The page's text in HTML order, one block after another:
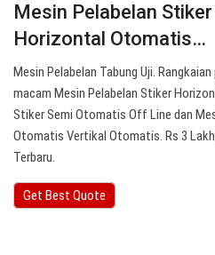
Mesin Pelabelan
Horizontal Otomatis…
Mesin Pelabelan Tabung Uji.
macam Mesin Pelabelan Stiker
Stiker Semi Otomatis Off Line dan
Otomatis Vertikal Otomatis. Rs 3
Terbaru.
Get Best Quote